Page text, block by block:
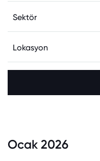
Ocak 2026